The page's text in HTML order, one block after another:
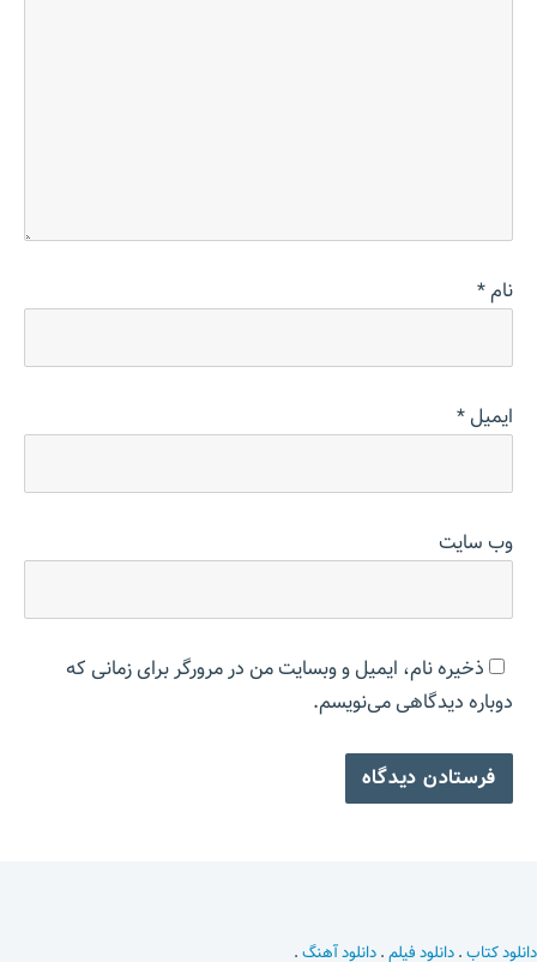
نام*
ایمیل*
وب‌ سایت
ذخیره نام، ایمیل و وبسایت من در مرورگر برای زمانی که
دوباره دیدگاهی می‌نویسم.
دانلود کتاب.دانلود فیلم.دانلود آهنگ.